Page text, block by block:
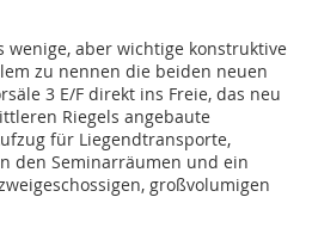
wenige, aber wichtige konstruktive
zu nennen die beiden neuen
3 E/F direkt ins Freie, das neu
Riegels angebaute
für Liegendtransporte,
den Seminarräumen und ein
großvolumigen